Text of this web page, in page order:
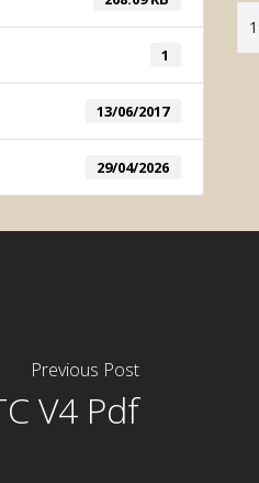
1
13/06/2017
29/04/2026
Previous Post
V4 Pdf